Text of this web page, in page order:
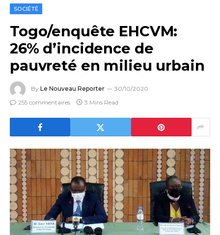
SOCIÉTÉ
Togo/enquête EHCVM:
26% d’incidence de
pauvreté en milieu urbain
By Le Nouveau Reporter
30/10/2020
255 commentaires
3 Mins Read